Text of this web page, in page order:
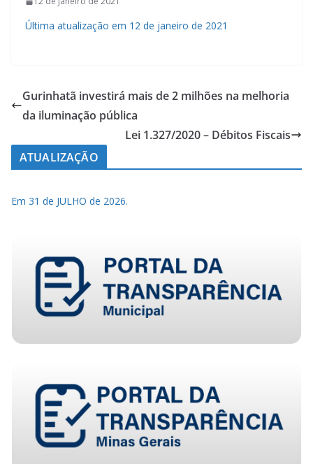
Última atualização em 12 de janeiro de 2021
Gurinhatã investirá mais de 2 milhões na melhoria
da iluminação pública
Lei 1.327/2020 – Débitos Fiscais
ATUALIZAÇÃO
Em 31 de JULHO de 2026.